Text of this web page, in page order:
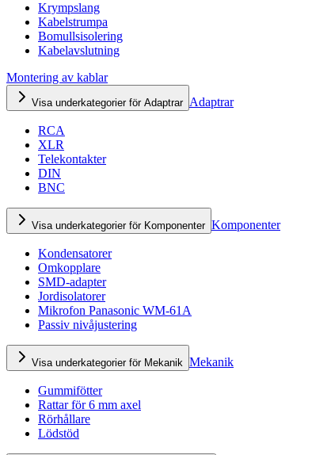
Krympslang
Kabelstrumpa
Bomullsisolering
Kabelavslutning
Montering av kablar
Visa underkategorier för Adaptrar Adaptrar
RCA
XLR
Telekontakter
DIN
BNC
Visa underkategorier för Komponenter Komponenter
Kondensatorer
Omkopplare
SMD-adapter
Jordisolatorer
Mikrofon Panasonic WM-61A
Passiv nivåjustering
Visa underkategorier för Mekanik Mekanik
Gummifötter
Rattar för 6 mm axel
Rörhållare
Lödstöd